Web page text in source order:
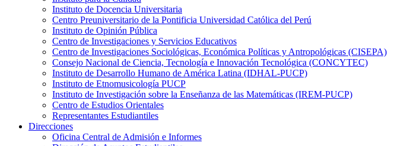
Instituto de Docencia Universitaria
Centro Preuniversitario de la Pontificia Universidad Católica del Perú
Instituto de Opinión Pública
Centro de Investigaciones y Servicios Educativos
Centro de Investigaciones Sociológicas, Económica Políticas y Antropológicas (CISEPA)
Consejo Nacional de Ciencia, Tecnología e Innovación Tecnológica (CONCYTEC)
Instituto de Desarrollo Humano de América Latina (IDHAL-PUCP)
Instituto de Etnomusicología PUCP
Instituto de Investigación sobre la Enseñanza de las Matemáticas (IREM-PUCP)
Centro de Estudios Orientales
Representantes Estudiantiles
Direcciones
Oficina Central de Admisión e Informes